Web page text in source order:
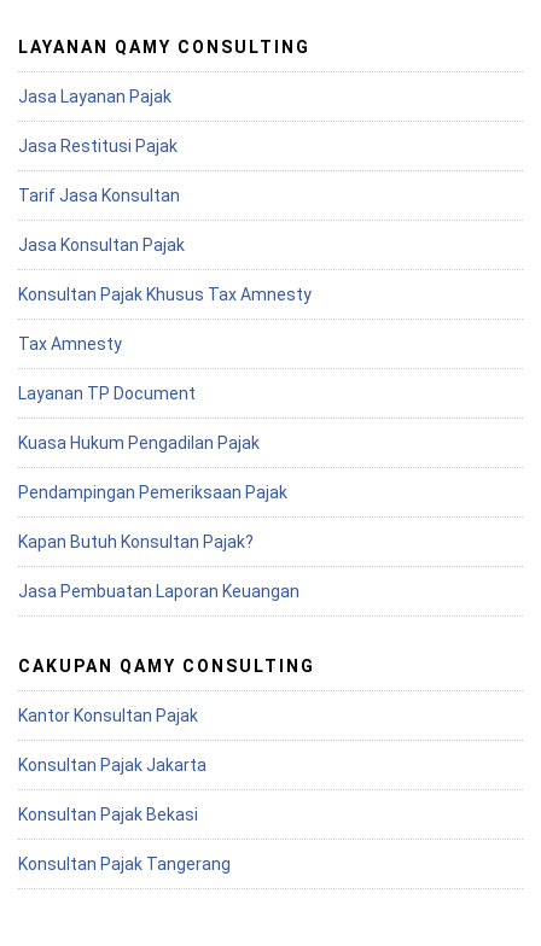
LAYANAN QAMY CONSULTING
Jasa Layanan Pajak
Jasa Restitusi Pajak
Tarif Jasa Konsultan
Jasa Konsultan Pajak
Konsultan Pajak Khusus Tax Amnesty
Tax Amnesty
Layanan TP Document
Kuasa Hukum Pengadilan Pajak
Pendampingan Pemeriksaan Pajak
Kapan Butuh Konsultan Pajak?
Jasa Pembuatan Laporan Keuangan
CAKUPAN QAMY CONSULTING
Kantor Konsultan Pajak
Konsultan Pajak Jakarta
Konsultan Pajak Bekasi
Konsultan Pajak Tangerang